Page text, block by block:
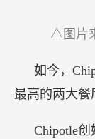
△图片
如今，
最高的两大餐
Chipotle创